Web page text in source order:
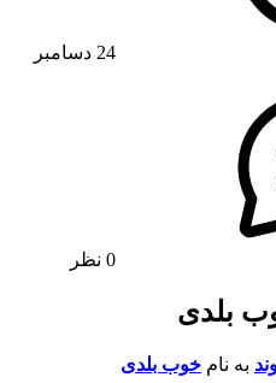
24 دسامبر
بلدی
به نام خوب بلدی